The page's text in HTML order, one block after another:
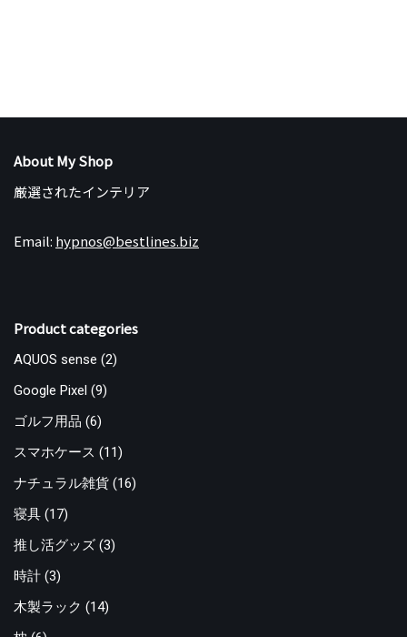
About My Shop
厳選されたインテリア
Email: hypnos@bestlines.biz
Product categories
AQUOS sense (2)
Google Pixel (9)
ゴルフ用品 (6)
スマホケース (11)
ナチュラル雑貨 (16)
寝具 (17)
推し活グッズ (3)
時計 (3)
木製ラック (14)